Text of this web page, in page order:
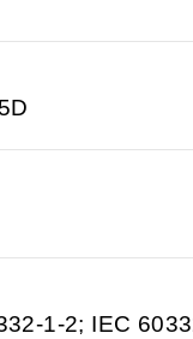
1-2; IEC